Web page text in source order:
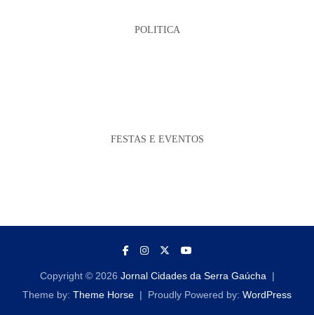
POLITICA
FESTAS E EVENTOS
Copyright © 2026 Jornal Cidades da Serra Gaúcha
Theme by: Theme Horse Proudly Powered by: WordPress